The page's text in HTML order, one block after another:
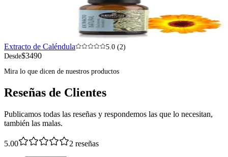
Extracto de Caléndula
5.0 (2)
Desde$3490
Mira lo que dicen de nuestros productos
Reseñas de Clientes
Publicamos todas las reseñas y respondemos las que lo necesitan,
también las malas.
5.00 2 reseñas